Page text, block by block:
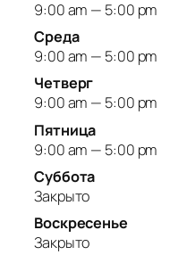
9:00 am — 5:00 pm
Среда
9:00 am — 5:00 pm
Четверг
9:00 am — 5:00 pm
Пятница
9:00 am — 5:00 pm
Суббота
Закрыто
Воскресенье
Закрыто